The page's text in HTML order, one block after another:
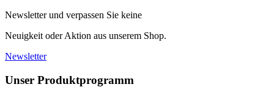
Newsletter und verpassen Sie keine
Neuigkeit oder Aktion aus unserem Shop.
Newsletter
Unser Produktprogramm